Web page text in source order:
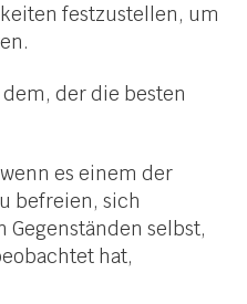
festzustellen, um
der die besten
es einem der
befreien, sich
selbst,
hat,